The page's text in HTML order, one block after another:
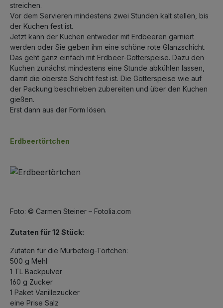
streichen.
Vor dem Servieren mindestens zwei Stunden kalt stellen, bis
der Kuchen fest ist.
Jetzt kann der Kuchen entweder mit Erdbeeren garniert
werden oder Sie geben ihm eine schöne rote Glanzschicht.
Das geht ganz einfach mit Erdbeer-Götterspeise. Dazu den
Kuchen zunächst mindestens eine Stunde abkühlen lassen,
damit die oberste Schicht fest ist. Die Götterspeise wie auf
der Packung beschrieben zubereiten und über den Kuchen
gießen.
Erst dann aus der Form lösen.
Erdbeertörtchen
Foto: © Carmen Steiner – Fotolia.com
Zutaten für 12 Stück:
Zutaten für die Mürbeteig-Törtchen:
500 g Mehl
1 TL Backpulver
160 g Zucker
1 Paket Vanillezucker
eine Prise Salz